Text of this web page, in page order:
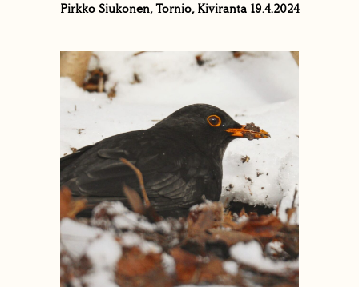
Pirkko Siukonen, Tornio, Kiviranta 19.4.2024